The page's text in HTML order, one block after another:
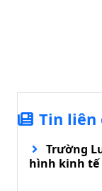
Tin liên
Trường
hình kinh tế